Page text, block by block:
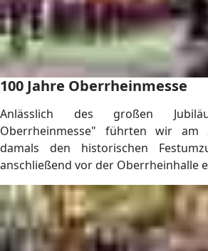
100 Jahre Oberrheinmesse
Anlässlich des großen
Oberrheinmesse" führten wir am
damals den historischen
anschließend vor der Oberrheinhalle